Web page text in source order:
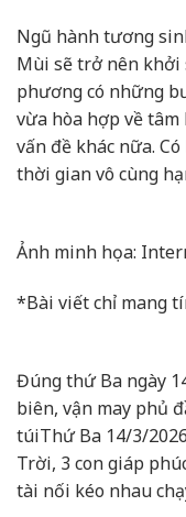
Ngũ hành tương
Mùi sẽ trở nên khởi
phương có những
vừa hòa hợp về
vấn đề khác nữa.
thời gian vô cùng
Ảnh minh họa:
*Bài viết chỉ mang
Đúng thứ Ba ngày
biên, vận may phủ
túiThứ Ba 14/3/
Trời, 3 con giáp
tài nối kéo nhau